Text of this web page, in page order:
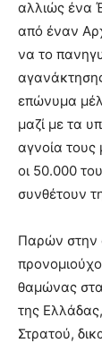
αλλιώς ένα
από έναν
να το
επώνυμα
μαζί με τα
αγνοία τους
οι 50.000
συνθέτουν
Παρών στην
θαμώνας
της
Στρατού,